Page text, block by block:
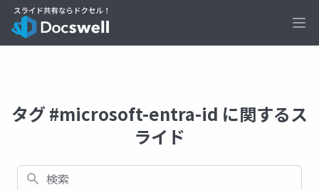
タグ #microsoft-entra-id に関するス
ライド
検索